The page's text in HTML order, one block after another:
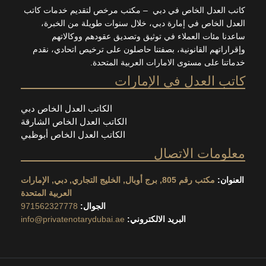
العدل الخاص في دبي – مكتب مرخص لتقديم خدمات كاتب
الخاص في إمارة دبي، خلال سنوات طويلة من الخبرة،
مئات العملاء في توثيق وتصديق عقودهم ووكالاتهم
القانونية، بصفتنا حاصلون على ترخيص اتحادي، نقدم
على مستوى الامارات العربية المتحدة.
العدل في الإمارات
الكاتب العدل الخاص دبي
الكاتب العدل الخاص الشارقة
الكاتب العدل الخاص أبوظبي
الاتصال
مكتب رقم 805, برج أوبال, الخليج التجاري, دبي, الإمارات
العربية المتحدة
971562327778
البريد الالكتروني: info@privatenotarydubai.ae